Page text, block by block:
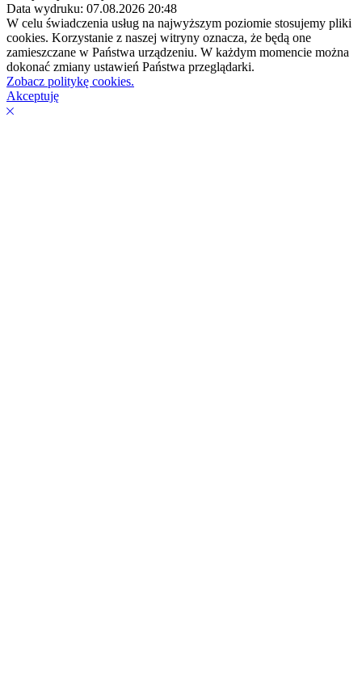
Data wydruku: 07.08.2026 20:48
W celu świadczenia usług na najwyższym poziomie stosujemy pliki
cookies. Korzystanie z naszej witryny oznacza, że będą one
zamieszczane w Państwa urządzeniu. W każdym momencie można
dokonać zmiany ustawień Państwa przeglądarki.
Zobacz politykę cookies.
Akceptuję